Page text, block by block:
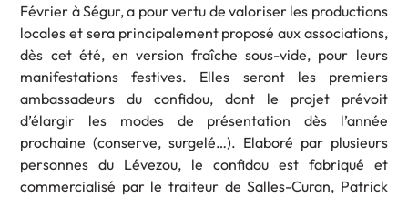
Février à Ségur, a pour vertu de valoriser les productions
locales et sera principalement proposé aux associations,
dès cet été, en version fraîche sous-vide, pour leurs
manifestations festives. Elles seront les premiers
ambassadeurs du confidou, dont le projet prévoit
d’élargir les modes de présentation dès l’année
prochaine (conserve, surgelé…). Elaboré par plusieurs
personnes du Lévezou, le confidou est fabriqué et
commercialisé par le traiteur de Salles-Curan, Patrick